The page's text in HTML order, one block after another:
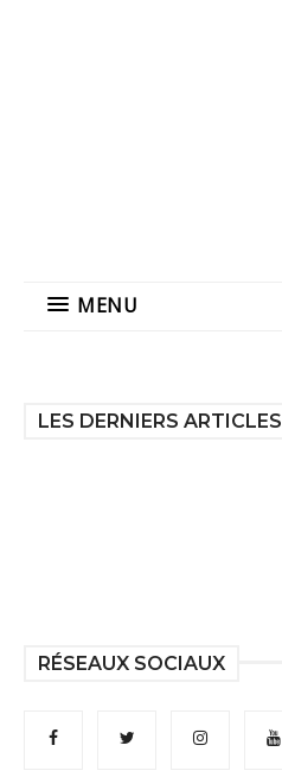
MENU
LES DERNIERS ARTICLES
RÉSEAUX SOCIAUX